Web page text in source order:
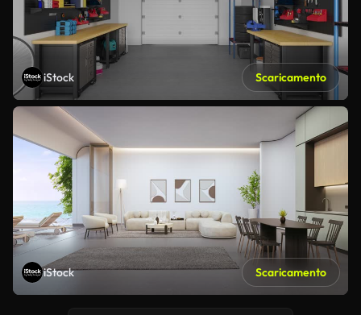
iStock Scaricamento
iStock Scaricamento